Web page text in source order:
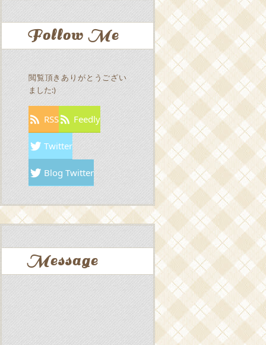
Follow Me
閲覧頂きありがとうござい
ました:)
RSS Feedly
Twitter
Blog Twitter
Message